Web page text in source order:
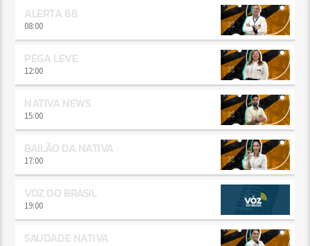
ALERTA 88
08:00
PEGA LEVE
12:00
NATIVA NEWS
15:00
BAILÃO DA NATIVA
17:00
VOZ DO BRASIL
19:00
SAUDADE NATIVA